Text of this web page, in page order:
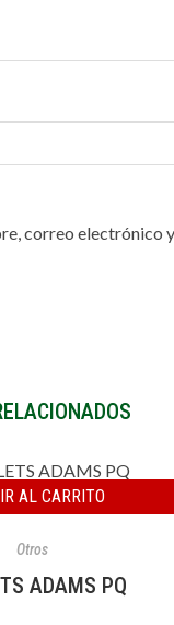
correo electrónico
AL CARRITO
Otros
ADAMS PQ